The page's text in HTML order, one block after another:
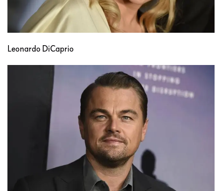
Leonardo DiCaprio